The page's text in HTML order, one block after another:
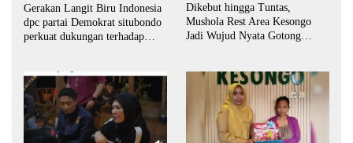
Gerakan Langit Biru Indonesia
dpc partai Demokrat situbondo
perkuat dukungan terhadap
Dikebut hingga Tuntas,
Mushola Rest Area Kesongo
Jadi Wujud Nyata Gotong